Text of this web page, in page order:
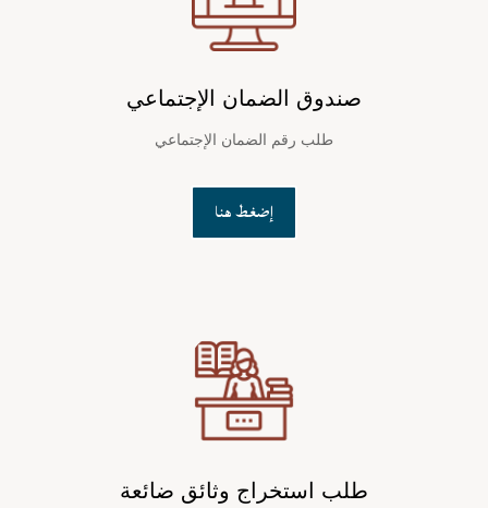
صندوق الضمان الإجتماعي
طلب رقم الضمان الإجتماعي
إضغط هنا
طلب استخراج وثائق ضائعة